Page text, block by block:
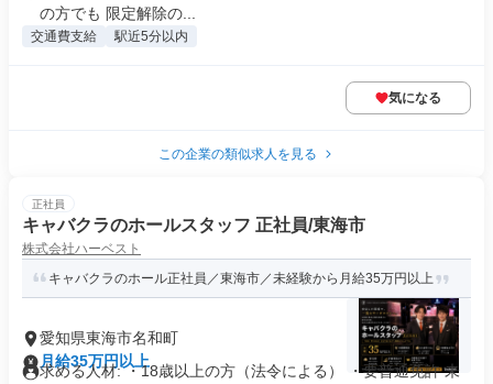
の方でも 限定解除の...
交通費支給 駅近5分以内
気になる
この企業の類似求人を見る
正社員
キャバクラのホールスタッフ 正社員/東海市
株式会社ハーベスト
キャバクラのホール正社員／東海市／未経験から月給35万円以上
愛知県東海市名和町
月給35万円以上
求める人材: ・18歳以上の方（法令による） ・要普通免許 未